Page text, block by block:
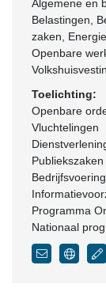
Algemene en
Belastingen,
zaken,
Openbare
Toelichting:
Openbare
Vluchtelingen
Publiekszaken
Programma
Nationaal